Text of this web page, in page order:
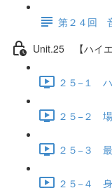
第２４回
Unit.25 【ハイエ
２５−１
２５−２
２５−３
２５−４ 身